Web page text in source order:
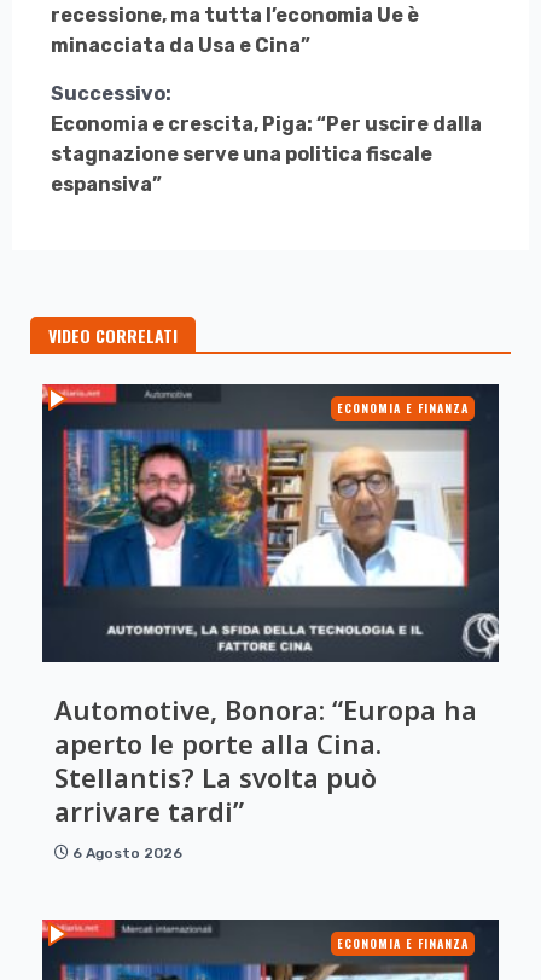
Leggere
recessione, ma tutta l’economia Ue è
minacciata da Usa e Cina”
Successivo:
Economia e crescita, Piga: “Per uscire dalla
stagnazione serve una politica fiscale
espansiva”
VIDEO CORRELATI
ECONOMIA E FINANZA
Automotive, Bonora: “Europa ha
aperto le porte alla Cina.
Stellantis? La svolta può
arrivare tardi”
6 Agosto 2026
ECONOMIA E FINANZA